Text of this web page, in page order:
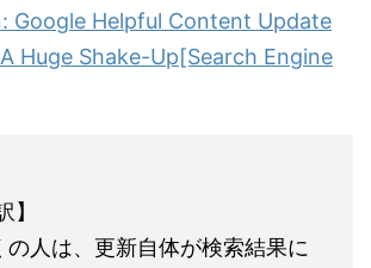
Google Helpful Content Update
Huge Shake-Up[Search Engine
】
の人は、更新自体が検索結果に